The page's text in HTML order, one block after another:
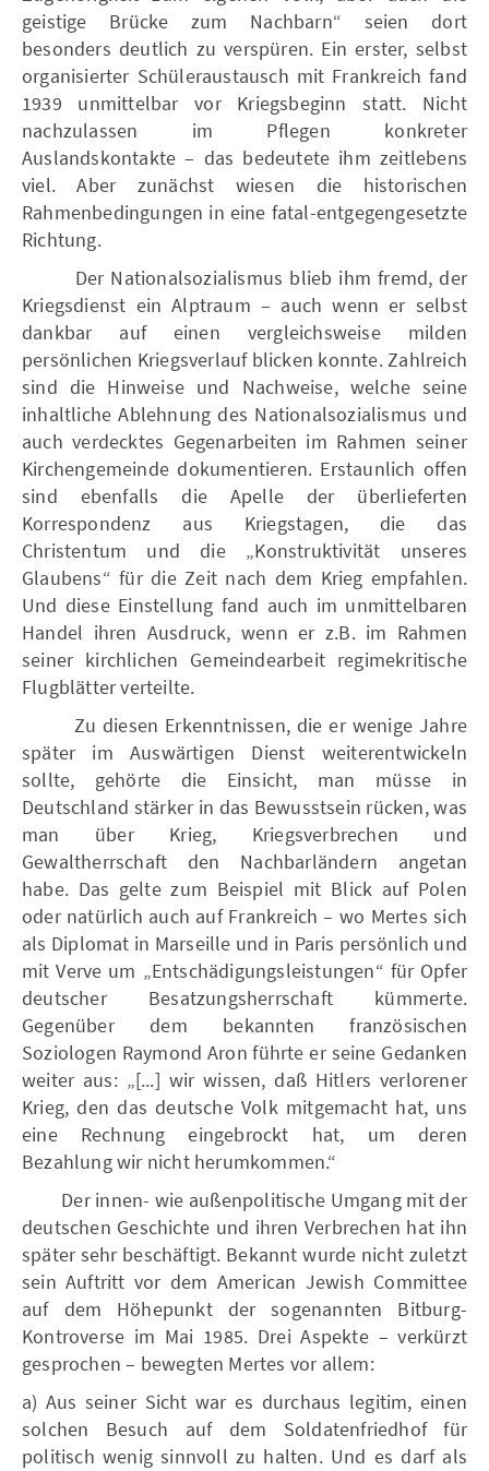
geistige Brücke zum Nachbarn“ seien dort
besonders deutlich zu verspüren. Ein erster, selbst
organisierter Schüleraustausch mit Frankreich fand
1939 unmittelbar vor Kriegsbeginn statt. Nicht
nachzulassen im Pflegen konkreter
Auslandskontakte – das bedeutete ihm zeitlebens
viel. Aber zunächst wiesen die historischen
Rahmenbedingungen in eine fatal-entgegengesetzte
Richtung.
Der Nationalsozialismus blieb ihm fremd, der
Kriegsdienst ein Alptraum – auch wenn er selbst
dankbar auf einen vergleichsweise milden
persönlichen Kriegsverlauf blicken konnte. Zahlreich
sind die Hinweise und Nachweise, welche seine
inhaltliche Ablehnung des Nationalsozialismus und
auch verdecktes Gegenarbeiten im Rahmen seiner
Kirchengemeinde dokumentieren. Erstaunlich offen
sind ebenfalls die Apelle der überlieferten
Korrespondenz aus Kriegstagen, die das
Christentum und die „Konstruktivität unseres
Glaubens“ für die Zeit nach dem Krieg empfahlen.
Und diese Einstellung fand auch im unmittelbaren
Handel ihren Ausdruck, wenn er z.B. im Rahmen
seiner kirchlichen Gemeindearbeit regimekritische
Flugblätter verteilte.
Zu diesen Erkenntnissen, die er wenige Jahre
später im Auswärtigen Dienst weiterentwickeln
sollte, gehörte die Einsicht, man müsse in
Deutschland stärker in das Bewusstsein rücken, was
man über Krieg, Kriegsverbrechen und
Gewaltherrschaft den Nachbarländern angetan
habe. Das gelte zum Beispiel mit Blick auf Polen
oder natürlich auch auf Frankreich – wo Mertes sich
als Diplomat in Marseille und in Paris persönlich und
mit Verve um „Entschädigungsleistungen“ für Opfer
deutscher Besatzungsherrschaft kümmerte.
Gegenüber dem bekannten französischen
Soziologen Raymond Aron führte er seine Gedanken
weiter aus: „[...] wir wissen, daß Hitlers verlorener
Krieg, den das deutsche Volk mitgemacht hat, uns
eine Rechnung eingebrockt hat, um deren
Bezahlung wir nicht herumkommen.“
Der innen- wie außenpolitische Umgang mit der
deutschen Geschichte und ihren Verbrechen hat ihn
später sehr beschäftigt. Bekannt wurde nicht zuletzt
sein Auftritt vor dem American Jewish Committee
auf dem Höhepunkt der sogenannten Bitburg-
Kontroverse im Mai 1985. Drei Aspekte – verkürzt
gesprochen – bewegten Mertes vor allem:
a) Aus seiner Sicht war es durchaus legitim, einen
solchen Besuch auf dem Soldatenfriedhof für
politisch wenig sinnvoll zu halten. Und es darf als